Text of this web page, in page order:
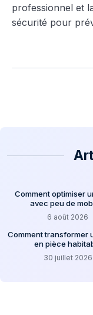
professionnel et
sécurité pour
Comment optimiser
avec peu de
6 août 2026
Comment transformer
en pièce
30 juillet 2026